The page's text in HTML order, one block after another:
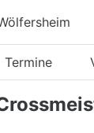
Termine